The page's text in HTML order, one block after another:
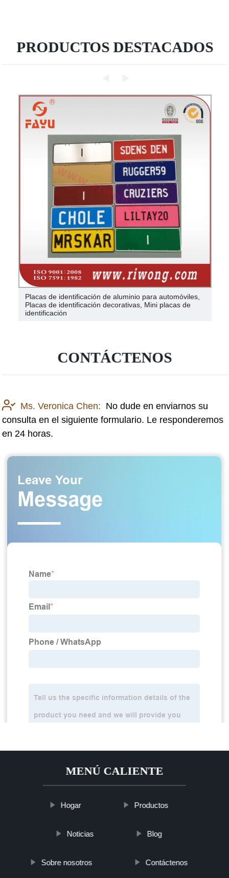
PRODUCTOS DESTACADOS
Placas de identificación de aluminio para automóviles,
Placas de identificación decorativas, Mini placas de
identificación
CONTÁCTENOS
Ms. Veronica Chen: No dude en enviarnos su
consulta en el siguiente formulario. Le responderemos
en 24 horas.
MENÚ CALIENTE
Hogar Productos
Noticias Blog
Sobre nosotros Contáctenos